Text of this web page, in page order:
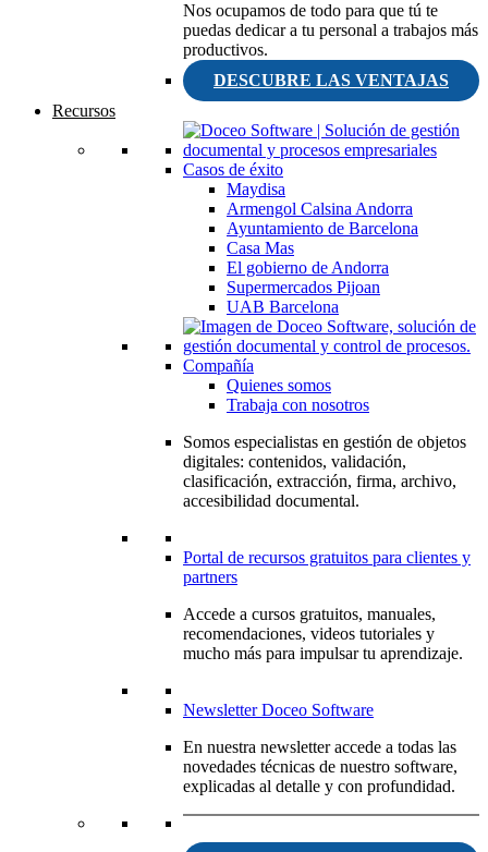
Nos ocupamos de todo para que tú te
puedas dedicar a tu personal a trabajos más
productivos.
DESCUBRE LAS VENTAJAS
Recursos
Casos de éxito
Maydisa
Armengol Calsina Andorra
Ayuntamiento de Barcelona
Casa Mas
El gobierno de Andorra
Supermercados Pijoan
UAB Barcelona
Compañía
Quienes somos
Trabaja con nosotros
Somos especialistas en gestión de objetos
digitales: contenidos, validación,
clasificación, extracción, firma, archivo,
accesibilidad documental.
Portal de recursos gratuitos para clientes y
partners
Accede a cursos gratuitos, manuales,
recomendaciones, videos tutoriales y
mucho más para impulsar tu aprendizaje.
Newsletter Doceo Software
En nuestra newsletter accede a todas las
novedades técnicas de nuestro software,
explicadas al detalle y con profundidad.